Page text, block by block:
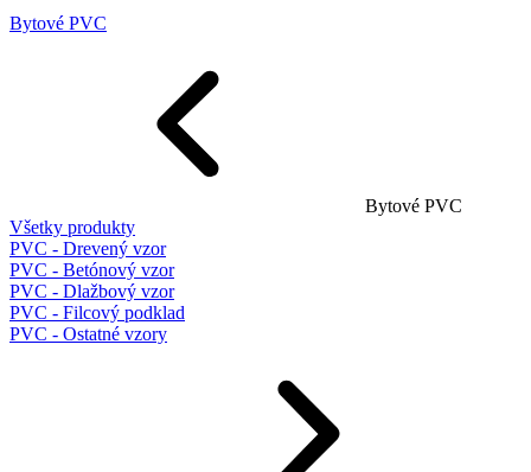
Bytové PVC
Bytové PVC
Všetky produkty
PVC - Drevený vzor
PVC - Betónový vzor
PVC - Dlažbový vzor
PVC - Filcový podklad
PVC - Ostatné vzory